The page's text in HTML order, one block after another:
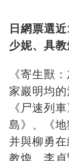
日網票選
少妮、具教
《寄生獸
家巖明均
《尸速列
島》、《地
并與柳勇
教煥、李